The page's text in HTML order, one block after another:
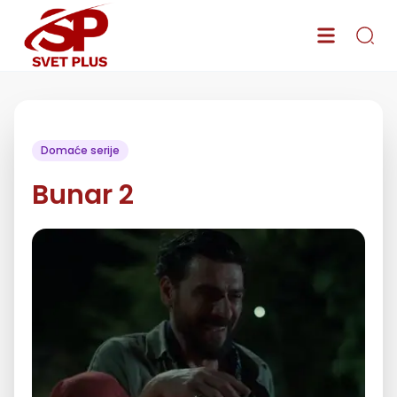
Domaće serije
Bunar 2